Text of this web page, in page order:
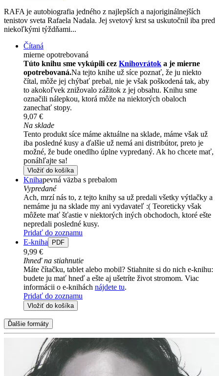
RAFA je autobiografia jedného z najlepších a najoriginálnejších
tenistov sveta Rafaela Nadala. Jej svetový krst sa uskutočnil iba pred
niekoľkými týždňami...
Čítaná
mierne opotrebovaná
Túto knihu sme vykúpili cez Knihovrátok a je mierne
opotrebovaná.Na tejto knihe už síce poznať, že ju niekto
čítal, môže jej chýbať prebal, nie je však poškodená tak, aby
to akokoľvek znižovalo zážitok z jej obsahu. Knihu sme
označili nálepkou, ktorá môže na niektorých obaloch
zanechať stopy.
9,07 €
Na sklade
Tento produkt síce máme aktuálne na sklade, máme však už
iba posledné kusy a ďalšie už nemá ani distribútor, preto je
možné, že bude onedlho úplne vypredaný. Ak ho chcete mať,
ponáhľajte sa!
Vložiť do košíka
Knihapevná väzba s prebalom
Vypredané
Ach, mrzí nás to, z tejto knihy sa už predali všetky výtlačky a
nemáme ju na sklade my ani vydavateľ :( Teoreticky však
môžete mať šťastie v niektorých iných obchodoch, ktoré ešte
nepredali posledné kusy.
Pridať do zoznamu
E-kniha
PDF
9,99 €
Ihneď na stiahnutie
Máte čítačku, tablet alebo mobil? Stiahnite si do nich e-knihu:
budete ju mať hneď a ešte aj ušetríte život stromom. Viac
informácii o e-knihách nájdete tu.
Pridať do zoznamu
Vložiť do košíka
Ďalšie formáty